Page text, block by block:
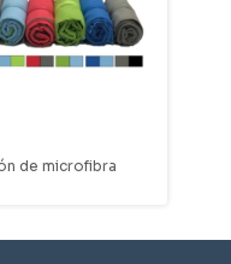
de microfibra